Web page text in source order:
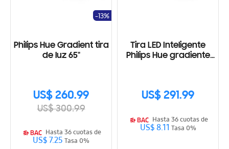
Philips Hue Gradient tira
de luz 65"
US$ 260.99
US$ 300.99
-13%
Hasta 36 cuotas de
US$ 7.25Tasa 0%
Tira LED Inteligente
Philips Hue gradiente
US$ 291.99
Hasta 36 cuotas de
US$ 8.11 Tasa 0%